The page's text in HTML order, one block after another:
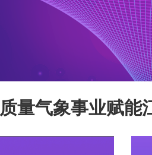
量气象事业赋能